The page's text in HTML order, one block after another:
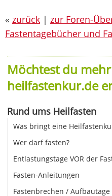
« zurück | zur Foren-
Fastentagebücher und
Möchtest du
heilfastenkur.de
Rund ums Heilfasten
Was bringt eine
Wer darf fasten?
Entlastungstage VOR der
Fasten-Anleitungen
Fastenbrechen / Aufbautage